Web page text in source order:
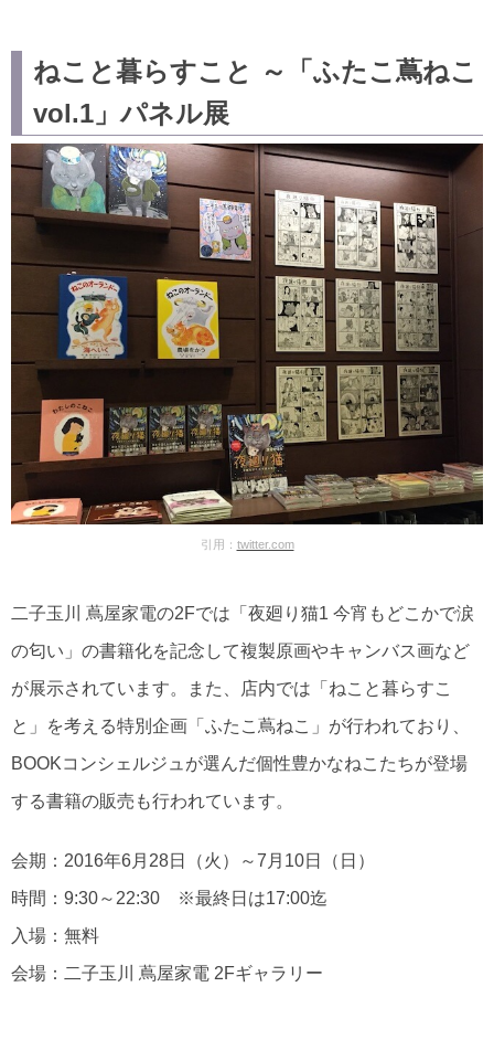
ねこと暮らすこと ～「ふたこ蔦ねこ
vol.1」パネル展
引用： twitter.com
二子玉川 蔦屋家電の2Fでは「夜廻り猫1 今宵もどこかで涙
の匂い」の書籍化を記念して複製原画やキャンバス画など
が展示されています。また、店内では「ねこと暮らすこ
と」を考える特別企画「ふたこ蔦ねこ」が行われており、
BOOKコンシェルジュが選んだ個性豊かなねこたちが登場
する書籍の販売も行われています。
会期：2016年6月28日（火）～7月10日（日）
時間：9:30～22:30 ※最終日は17:00迄
入場：無料
会場：二子玉川 蔦屋家電 2Fギャラリー